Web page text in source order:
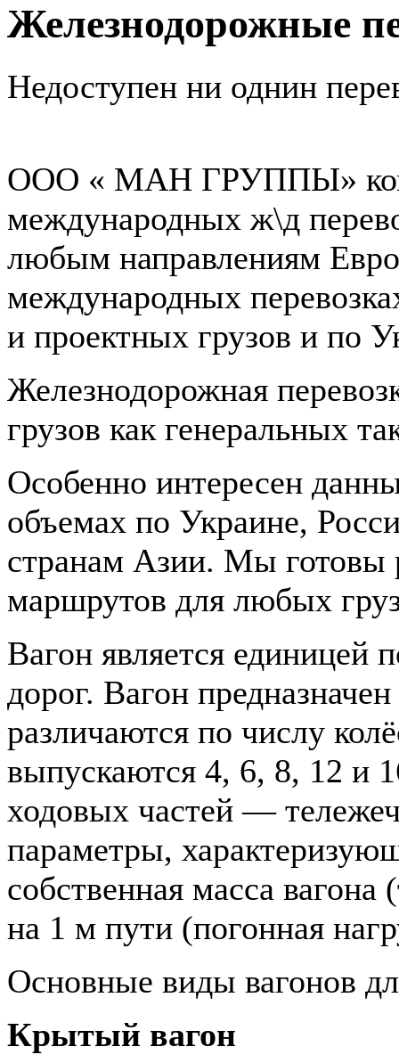
Железнодорожные
Недоступен ни однин
ООО « МАН ГРУППЫ»
международных ж\д
любым направлениям
международных
и проектных грузов и по
Железнодорожная
грузов как генеральных
Особенно интересен
объемах по Украине,
странам Азии. Мы готовы
маршрутов для любых
Вагон является единицей
дорог. Вагон
различаются по числу
выпускаются 4, 6, 8, 12 и
ходовых частей —
параметры,
собственная масса вагона
на 1 м пути (погонная
Основные виды вагонов
Крытый вагон